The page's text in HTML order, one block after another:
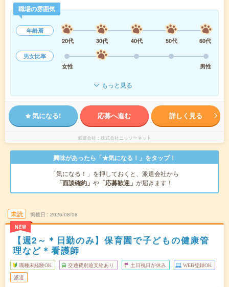
職場の雰囲気
年齢層
20代
30代 40代 50代
60代
男女比率
女性
男性
もっと見る
気になる! 応募へ進む 詳しく見る
派遣会社 株式会社ニッソーネット
興味があったら「★気になる！」をタップ！
「気になる！」を押しておくと、派遣会社から
「面談確約」 や 「応募歓迎」 が届きます！
未読
NEW
掲載日 2026/08/08
【週2～＊日勤のみ】保育園で子どもの健康管
理など＊看護師
職種未経験OK 交通費別途支給あり 土日祝日が休み WEB登録OK
派遣